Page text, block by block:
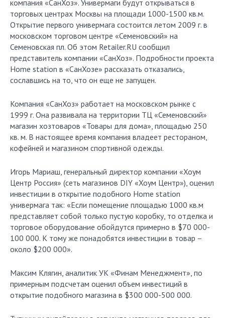
компания «СанХоз». Универмаги будут открываться в
торговых центрах Москвы на площади 1000-1500 кв.м.
Открытие первого универмага состоится летом 2009 г. в
московском торговом центре «Семеновский» на
Семеновская пл. Об этом Retailer.RU сообщил
представитель компании «СанХоз». Подробности проекта
Home station в «СанХозе» рассказать отказались,
сославшись на то, что он еще не запущен.
Компания «СанХоз» работает на московском рынке с
1999 г. Она развивала на территории ТЦ «Семеновский»
магазин хозтоваров «Товары для дома», площадью 250
кв. м. В настоящее время компания владеет рестораном,
кофейней и магазином спортивной одежды.
Игорь Мариаш, генеральный директор компании «Хоум
Центр Россия» (сеть магазинов DIY «Хоум Центр»), оценил
инвестиции в открытие подобного Home station
универмага так: «Если помещение площадью 1000 кв.м
представляет собой только пустую коробку, то отделка и
торговое оборудование обойдутся примерно в $70 000-
100 000. К тому же понадобятся инвестиции в товар –
около $200 000».
Максим Клягин, аналитик УК «Финам Менеджмент», по
примерным подсчетам оценил объем инвестиций в
открытие подобного магазина в $300 000-500 000.